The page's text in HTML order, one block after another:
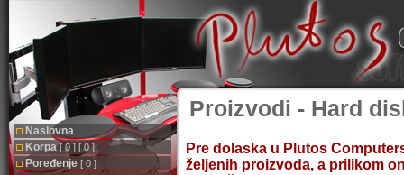
Naslovna
Korpa[ 0 ] [ 0 ]
Poređenje [ 0 ]
Proizvodi - Hard
Pre dolaska u Plutos
željenih proizvoda, a prilikom